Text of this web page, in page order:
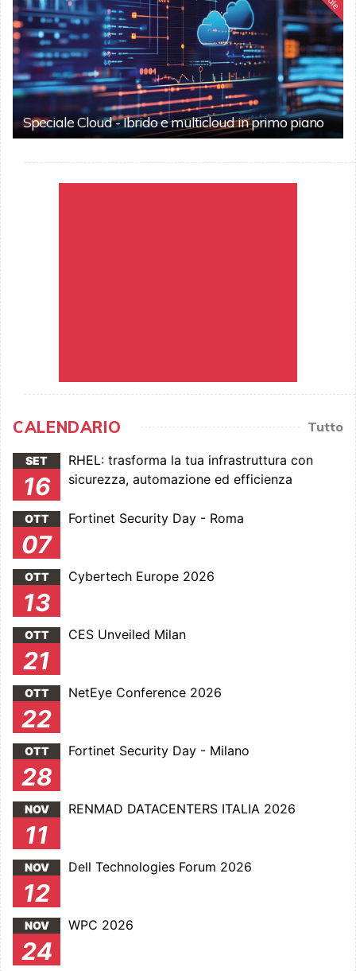
Speciale Cloud - Ibrido e multicloud in primo piano
CALENDARIO Tutto
SET
16
RHEL: trasforma la tua infrastruttura con
sicurezza, automazione ed efficienza
OTT
07
Fortinet Security Day - Roma
OTT
13
Cybertech Europe 2026
OTT
21
CES Unveiled Milan
OTT
22
NetEye Conference 2026
OTT
28
Fortinet Security Day - Milano
NOV
11
RENMAD DATACENTERS ITALIA 2026
NOV
12
Dell Technologies Forum 2026
NOV
24
WPC 2026